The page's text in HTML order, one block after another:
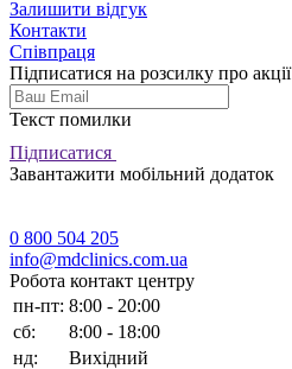
Залишити відгук
Контакти
Співпраця
Підписатися на розсилку про акції
Текст помилки
Підписатися
Завантажити мобільний додаток
0 800 504 205
info@mdclinics.com.ua
Робота контакт центру
пн-пт: 8:00 - 20:00
сб:
8:00 - 18:00
нд:
Вихідний